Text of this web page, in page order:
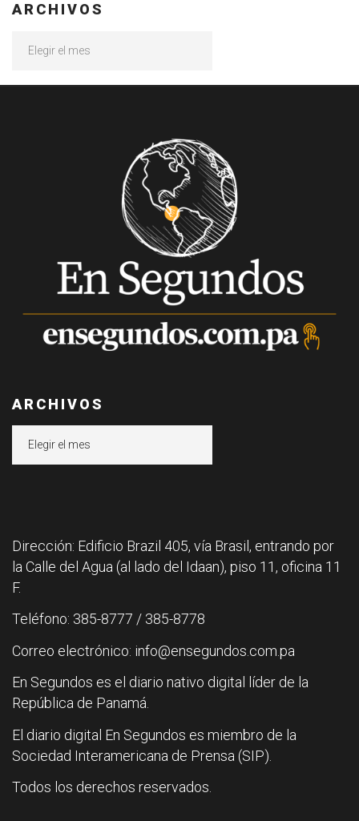
ARCHIVOS
ARCHIVOS
Dirección: Edificio Brazil 405, vía Brasil, entrando por
la Calle del Agua (al lado del Idaan), piso 11, oficina 11
F.
Teléfono: 385-8777 / 385-8778
Correo electrónico: info@ensegundos.com.pa
En Segundos es el diario nativo digital líder de la
República de Panamá.
El diario digital En Segundos es miembro de la
Sociedad Interamericana de Prensa (SIP).
Todos los derechos reservados.